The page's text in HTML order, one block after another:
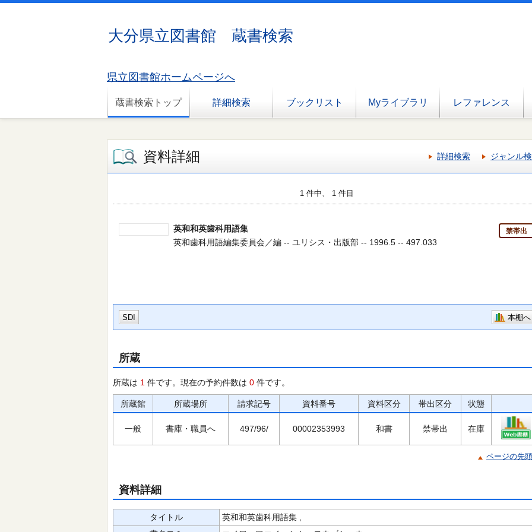
大分県立図書館 蔵書検索
県立図書館ホームページへ
蔵書検索トップ 詳細検索 ブックリスト Myライブラリ レファレンス
資料詳細 詳細検索 ジャンル
1 件中、 1 件目
英和和英歯科用語集 禁帯出
英和歯科用語編集委員会／編 -- ユリシス・出版部 -- 1996.5 -- 497.033
SDI 本棚へ
所蔵
所蔵は 1 件です。現在の予約件数は 0 件です。
所蔵館 所蔵場所 請求記号 資料番号 資料区分 帯出区分 状態
一般 書庫・職員へ 497/96/ 00002353993 和書 禁帯出 在庫
ページの先
資料詳細
タイトル
英和和英歯科用語集 ,